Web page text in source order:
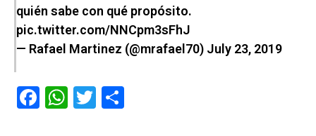
quién sabe con qué propósito.
pic.twitter.com/NNCpm3sFhJ
— Rafael Martinez (@mrafael70) July 23, 2019
F
W T